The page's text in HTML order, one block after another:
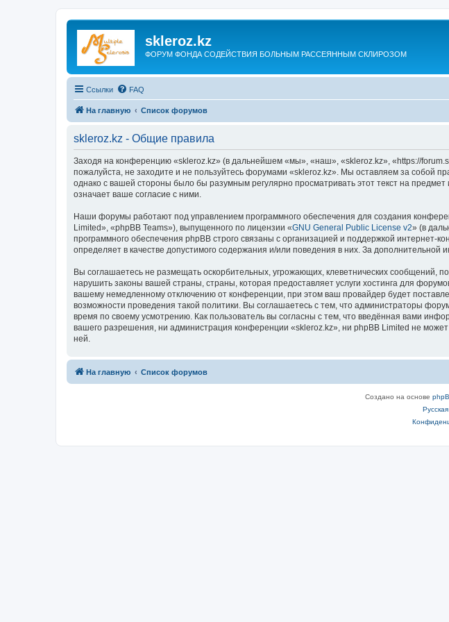
skleroz.kz
ФОРУМ ФОНДА СОДЕЙСТВИЯ БОЛЬНЫМ РАССЕЯННЫМ СКЛИРОЗОМ
Ссылки FAQ
На главную Список форумов
skleroz.kz - Общие правила
Заходя на конференцию «skleroz.kz» (в дальнейшем «мы», «наш», «skleroz.kz», «https://
пожалуйста, не заходите и не пользуйтесь форумами «skleroz.kz». Мы оставляем за собой
однако с вашей стороны было бы разумным регулярно просматривать этот текст на
означает ваше согласие с ними.
Наши форумы работают под управлением программного обеспечения для создания
Limited», «phpBB Teams»), выпущенного по лицензии «GNU General Public License v2» (в
программного обеспечения phpBB строго связаны с организацией и поддержкой
определяет в качестве допустимого содержания и/или поведения в них. За
Вы соглашаетесь не размещать оскорбительных, угрожающих, клеветнических сообщений,
нарушить законы вашей страны, страны, которая предоставляет услуги хостинга для
вашему немедленному отключению от конференции, при этом ваш провайдер будет
возможности проведения такой политики. Вы соглашаетесь с тем, что администраторы
время по своему усмотрению. Как пользователь вы согласны с тем, что введённая вами
вашего разрешения, ни администрация конференции «skleroz.kz», ни phpBB Limited не может
ней.
На главную Список форумов
Создано на основе